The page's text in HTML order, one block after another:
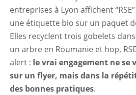
entreprises à Lyon affichent
une étiquette bio sur un paquet
Elles recyclent trois gobelets
un arbre en Roumanie et hop,
alert : le vrai engagement ne se
sur un flyer, mais dans la
des bonnes pratiques.